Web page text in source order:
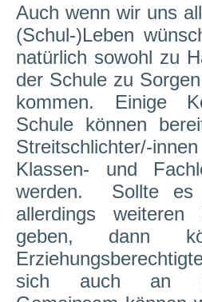
Auch wenn wir uns
(Schul-)Leben
natürlich sowohl zu
der Schule zu
kommen. Einige
Schule können
Streitschlichter/-
Klassen- und
werden. Sollte es
allerdings weiteren
geben, dann
sich auch an